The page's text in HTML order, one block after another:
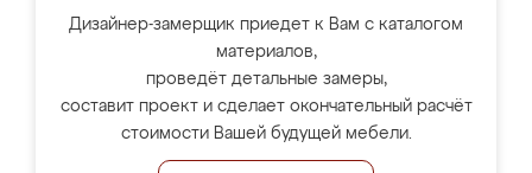
Дизайнер-замерщик приедет к Вам с каталогом
материалов,
проведёт детальные замеры,
составит проект и сделает окончательный расчёт
стоимости Вашей будущей мебели.